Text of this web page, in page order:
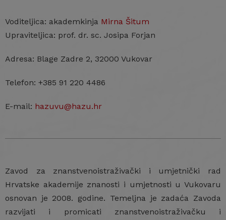
Voditeljica: akademkinja Mirna Šitum
Upraviteljica: prof. dr. sc. Josipa Forjan
Adresa: Blage Zadre 2, 32000 Vukovar
Telefon: +385 91 220 4486
E-mail: hazuvu@hazu.hr
Zavod za znanstvenoistraživački i umjetnički rad
Hrvatske akademije znanosti i umjetnosti u Vukovaru
osnovan je 2008. godine. Temeljna je zadaća Zavoda
razvijati i promicati znanstvenoistraživačku i